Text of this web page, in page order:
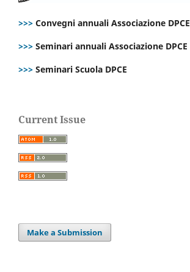
>>> Convegni annuali Associazione DPCE
>>> Seminari annuali Associazione DPCE
>>> Seminari Scuola DPCE
Current Issue
Make a Submission